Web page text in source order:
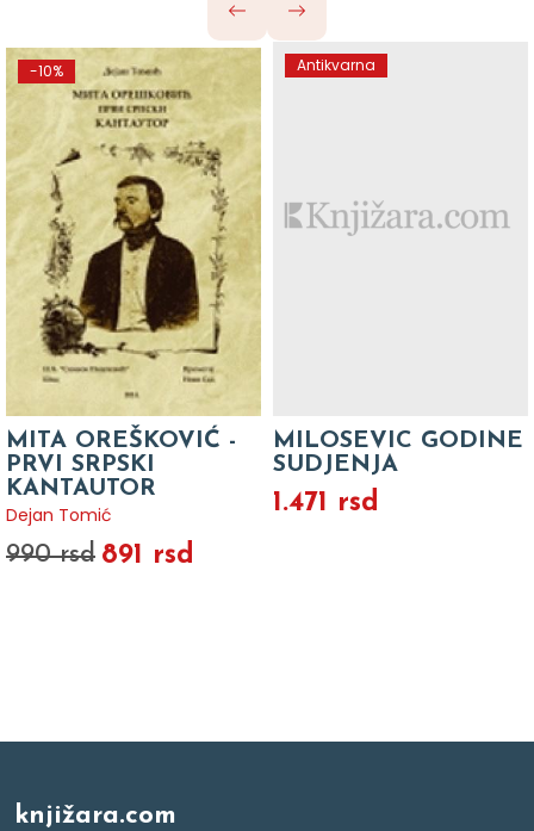
-10%
MITA OREŠKOVIĆ -
PRVI SRPSKI
KANTAUTOR
Dejan Tomić
990 rsd 891 rsd
Antikvarna
MILOSEVIC GODINE
SUDJENJA
1.471 rsd
knjižara.com